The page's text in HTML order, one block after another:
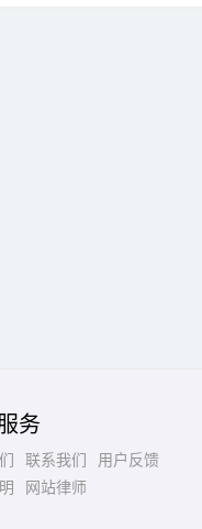
务
联系我们
用户反馈
网站律师